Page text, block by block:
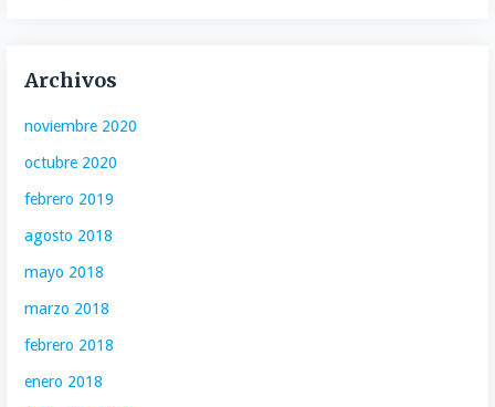
Archivos
noviembre 2020
octubre 2020
febrero 2019
agosto 2018
mayo 2018
marzo 2018
febrero 2018
enero 2018